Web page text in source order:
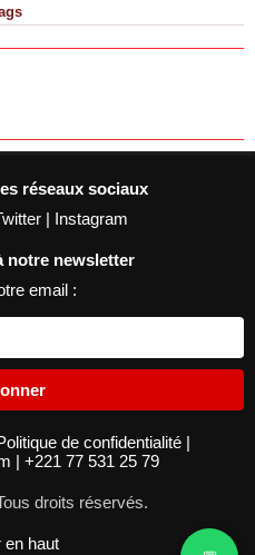
réseaux sociaux
| Instagram
notre newsletter
email :
de confidentialité |
| +221 77 531 25 79
droits réservés.
en haut